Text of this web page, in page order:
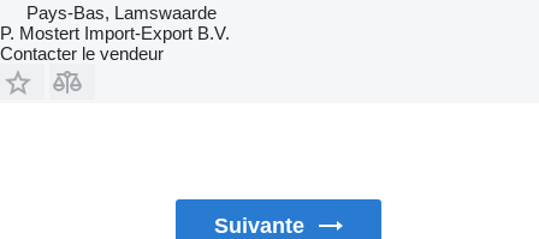
Pays-Bas, Lamswaarde
P. Mostert Import-Export B.V.
Contacter le vendeur
Suivante